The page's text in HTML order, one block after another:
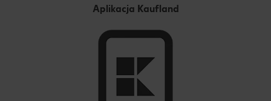
Aplikacja Kaufland